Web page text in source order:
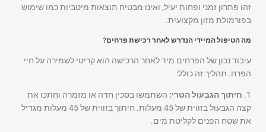
זהו פתרון זמני ופחות יעיל, ואינו מבטיח תוצאות מיטביות כמו שימוש
בפורמולת מזון מקצועית.
מה הטיפול המיידי הנדרש לאחר רכישת פרחים?
עיבוד נכון של הפרחים מיד לאחר הרכישה הוא קריטי לשמירה על חיי
הפרח. תהליך זה כולל:
1. חיתוך הגבעול הטרי: השתמשו בסכין חדה או מזמרה וחתכו את
קצה הגבעול בזווית של 45 מעלות. חיתוך בזווית של 45 מעלות מגדיל
את שטח הפנים לקליטת מים.